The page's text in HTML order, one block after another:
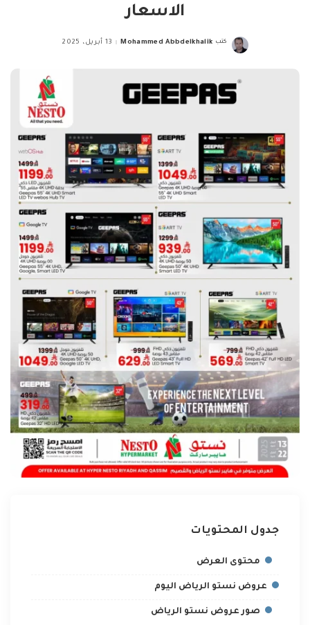
الاسعار
Posted
كتب Mohammed Abbdelkhalik 13 أبريل، 2025
جدول المحتويات
محتوى العرض
عروض نستو الرياض اليوم
صور عروض نستو الرياض